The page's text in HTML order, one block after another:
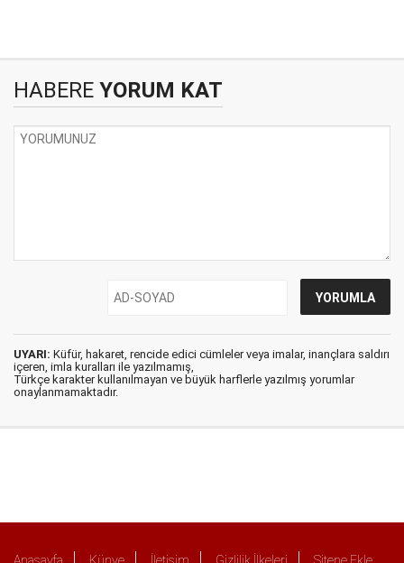
HABERE YORUM KAT
UYARI: Küfür, hakaret, rencide edici cümleler veya imalar, inançlara saldırı
içeren, imla kuralları ile yazılmamış,
Türkçe karakter kullanılmayan ve büyük harflerle yazılmış yorumlar
onaylanmamaktadır.